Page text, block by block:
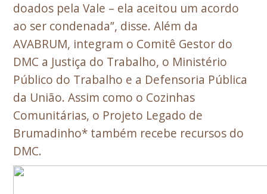
doados pela Vale – ela aceitou um acordo
ao ser condenada”, disse. Além da
AVABRUM, integram o Comitê Gestor do
DMC a Justiça do Trabalho, o Ministério
Público do Trabalho e a Defensoria Pública
da União. Assim como o Cozinhas
Comunitárias, o Projeto Legado de
Brumadinho* também recebe recursos do
DMC.